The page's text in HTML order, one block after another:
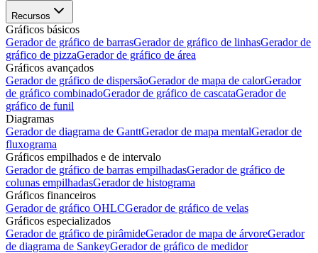
Recursos
Gráficos básicos
Gerador de gráfico de barrasGerador de gráfico de linhasGerador de
gráfico de pizzaGerador de gráfico de área
Gráficos avançados
Gerador de gráfico de dispersãoGerador de mapa de calorGerador
de gráfico combinadoGerador de gráfico de cascataGerador de
gráfico de funil
Diagramas
Gerador de diagrama de GanttGerador de mapa mentalGerador de
fluxograma
Gráficos empilhados e de intervalo
Gerador de gráfico de barras empilhadasGerador de gráfico de
colunas empilhadasGerador de histograma
Gráficos financeiros
Gerador de gráfico OHLCGerador de gráfico de velas
Gráficos especializados
Gerador de gráfico de pirâmideGerador de mapa de árvoreGerador
de diagrama de SankeyGerador de gráfico de medidor